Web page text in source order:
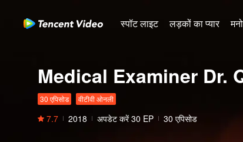
स्पॉट लाइट लड़कों का प्यार
Medical Examiner Dr.
30 एपिसोड वीटीवी ओनली
7.7 2018 अपडेट करें 30 EP 30 एपिसोड